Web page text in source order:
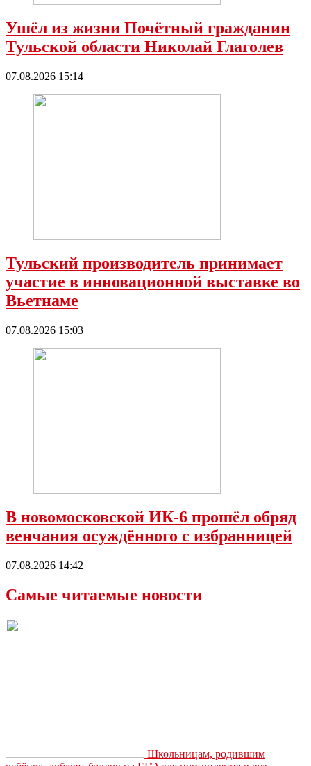
Ушёл из жизни Почётный гражданин
Тульской области Николай Глаголев
07.08.2026 15:14
Тульский производитель принимает
участие в инновационной выставке во
Вьетнаме
07.08.2026 15:03
В новомосковской ИК-6 прошёл обряд
венчания осуждённого с избранницей
07.08.2026 14:42
Самые читаемые новости
Школьницам, родившим